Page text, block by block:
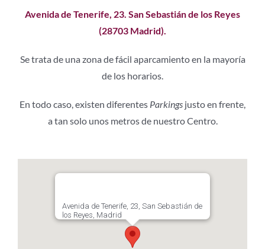
Avenida de Tenerife, 23. San Sebastián de los Reyes
(28703 Madrid).
Se trata de una zona de fácil aparcamiento en la mayoría
de los horarios.
En todo caso, existen diferentes Parkings justo en frente,
a tan solo unos metros de nuestro Centro.
Avenida de Tenerife, 23, San Sebastián de
los Reyes, Madrid